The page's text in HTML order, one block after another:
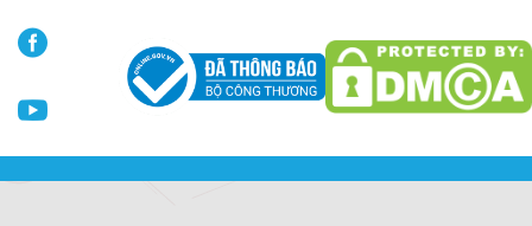

